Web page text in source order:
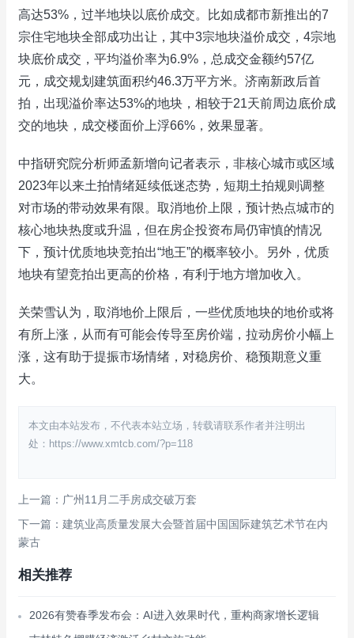
高达53%，过半地块以底价成交。比如成都市新推出的7
宗住宅地块全部成功出让，其中3宗地块溢价成交，4宗地
块底价成交，平均溢价率为6.9%，总成交金额约57亿
元，成交规划建筑面积约46.3万平方米。济南新政后首
拍，出现溢价率达53%的地块，相较于21天前周边底价成
交的地块，成交楼面价上浮66%，效果显著。
中指研究院分析师孟新增向记者表示，非核心城市或区域
2023年以来土拍情绪延续低迷态势，短期土拍规则调整
对市场的带动效果有限。取消地价上限，预计热点城市的
核心地块热度或升温，但在房企投资布局仍审慎的情况
下，预计优质地块竞拍出“地王”的概率较小。另外，优质
地块有望竞拍出更高的价格，有利于地方增加收入。
关荣雪认为，取消地价上限后，一些优质地块的地价或将
有所上涨，从而有可能会传导至房价端，拉动房价小幅上
涨，这有助于提振市场情绪，对稳房价、稳预期意义重
大。
本文由本站发布，不代表本站立场，转载请联系作者并注明出
处：https://www.xmtcb.com/?p=118
上一篇：广州11月二手房成交破万套
下一篇：建筑业高质量发展大会暨首届中国国际建筑艺术节在内
蒙古
相关推荐
2026有赞春季发布会：AI进入效果时代，重构商家增长逻辑